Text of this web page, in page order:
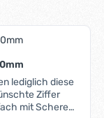
lediglich diese
Ziffer
mit Schere